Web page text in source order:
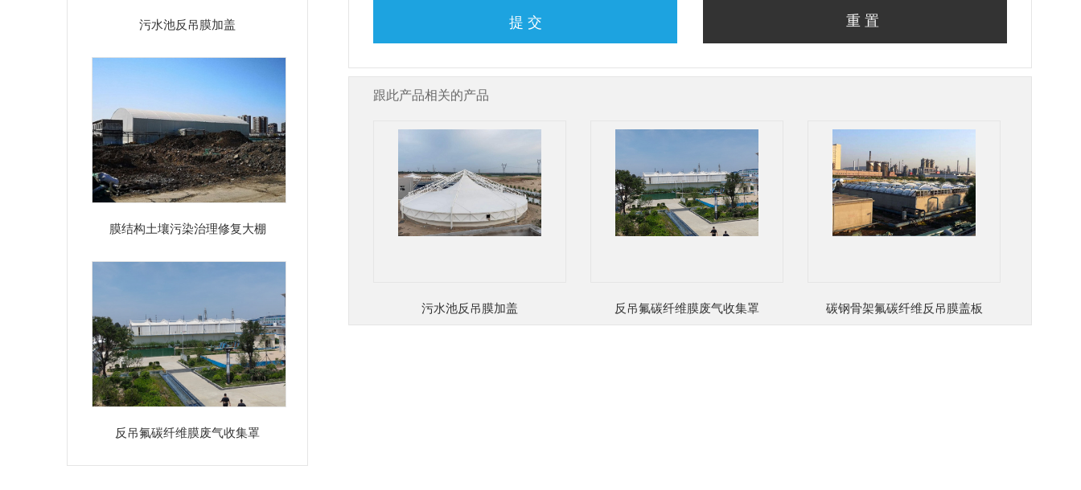
污水池反吊膜加盖
膜结构土壤污染治理修复大棚
反吊氟碳纤维膜废气收集罩
提 交
跟此产品相关的产品
污水池反吊膜加盖 反吊氟碳纤维膜废气收集罩 碳钢骨架氟碳纤维反吊膜盖板